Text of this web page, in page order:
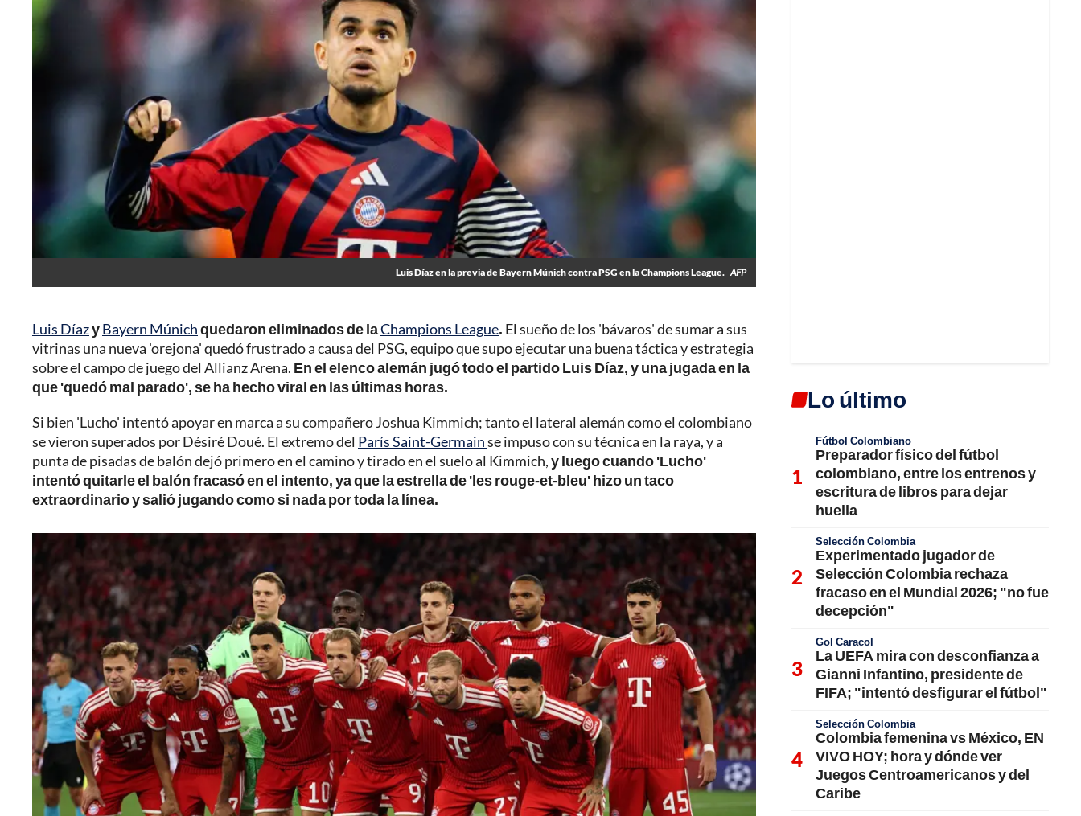
Luis Díaz en la previa de Bayern Múnich contra PSG en la Champions League. AFP
Luis DíazyBayern Múnichquedaron eliminados de laChampions League. El sueño de los 'bávaros' de sumar a sus
vitrinas una nueva 'orejona' quedó frustrado a causa del PSG, equipo que supo ejecutar una buena táctica y estrategia
sobre el campo de juego del Allianz Arena. En el elenco alemán jugó todo el partido Luis Díaz, y una jugada en la
que 'quedó mal parado', se ha hecho viral en las últimas horas.
Si bien 'Lucho' intentó apoyar en marca a su compañero Joshua Kimmich; tanto el lateral alemán como el colombiano
se vieron superados por Désiré Doué. El extremo del París Saint-Germainse impuso con su técnica en la raya, y a
punta de pisadas de balón dejó primero en el camino y tirado en el suelo al Kimmich,y luego cuando 'Lucho'
intentó quitarle el balón fracasó en el intento, ya que la estrella de 'les rouge-et-bleu' hizo un taco
extraordinario y salió jugando como si nada por toda la línea.
Lo último
Fútbol Colombiano
Preparador físico del fútbol
colombiano, entre los entrenos y
escritura de libros para dejar
huella
Selección Colombia
Experimentado jugador de
Selección Colombia rechaza
fracaso en el Mundial 2026; "no fue
decepción"
Gol Caracol
La UEFA mira con desconfianza a
Gianni Infantino, presidente de
FIFA; "intentó desfigurar el fútbol"
Selección Colombia
Colombia femenina vs México, EN
VIVO HOY; hora y dónde ver
Juegos Centroamericanos y del
Caribe